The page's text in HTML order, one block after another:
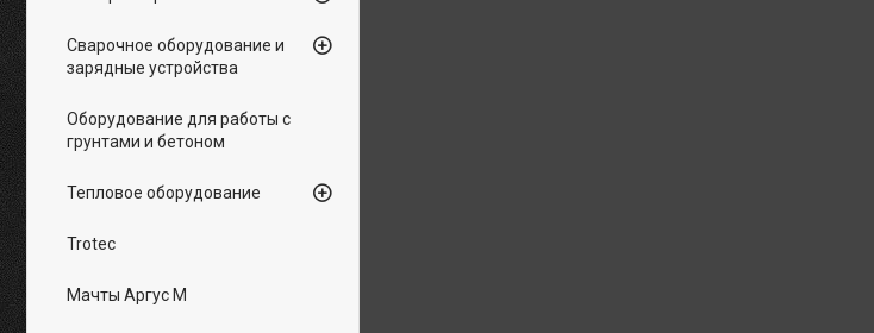
Сварочное оборудование и
зарядные устройства
Оборудование для работы с
грунтами и бетоном
Тепловое оборудование
Trotec
Мачты Аргус М